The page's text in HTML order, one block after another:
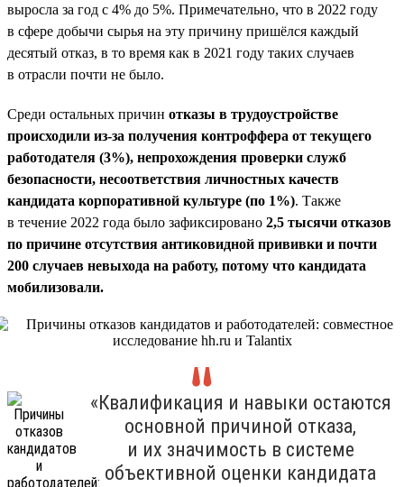
выросла за год с 4% до 5%. Примечательно, что в 2022 году
в сфере добычи сырья на эту причину пришёлся каждый
десятый отказ, в то время как в 2021 году таких случаев
в отрасли почти не было.
Среди остальных причин отказы в трудоустройстве
происходили из-за получения контроффера от текущего
работодателя (3%), непрохождения проверки служб
безопасности, несоответствия личностных качеств
кандидата корпоративной культуре (по 1%). Также
в течение 2022 года было зафиксировано 2,5 тысячи отказов
по причине отсутствия антиковидной прививки и почти
200 случаев невыхода на работу, потому что кандидата
мобилизовали.
«Квалификация и навыки остаются
основной причиной отказа,
и их значимость в системе
объективной оценки кандидата